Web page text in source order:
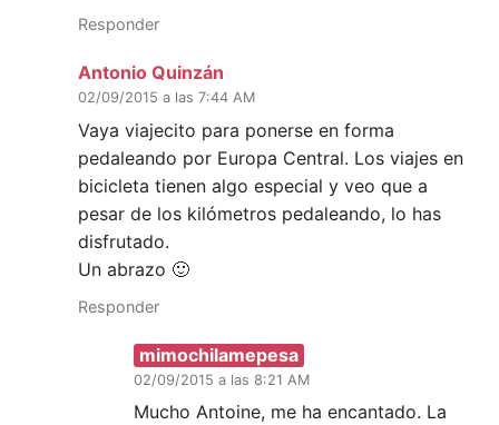
Responder
Antonio Quinzán
02/09/2015 a las 7:44 AM
Vaya viajecito para ponerse en forma
pedaleando por Europa Central. Los viajes en
bicicleta tienen algo especial y veo que a
pesar de los kilómetros pedaleando, lo has
disfrutado.
Un abrazo 🙂
Responder
mimochilamepesa
02/09/2015 a las 8:21 AM
Mucho Antoine, me ha encantado. La